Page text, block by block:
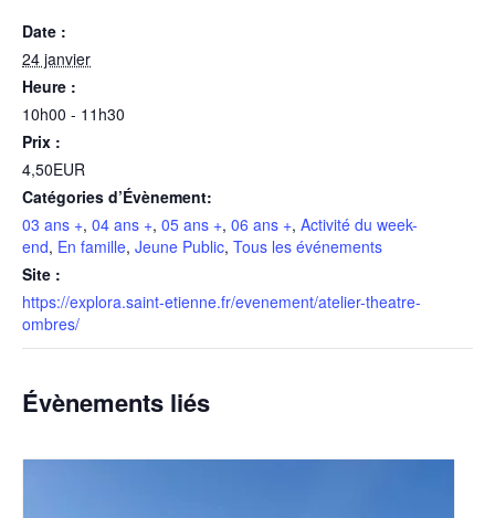
Date :
24 janvier
Heure :
10h00 - 11h30
Prix :
4,50EUR
Catégories d’Évènement:
03 ans +, 04 ans +, 05 ans +, 06 ans +, Activité du week-
end, En famille, Jeune Public, Tous les événements
Site :
https://explora.saint-etienne.fr/evenement/atelier-theatre-
ombres/
Évènements liés